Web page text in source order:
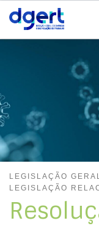
Skip to content
LEGISLAÇÃO GERAL
LEGISLAÇÃO